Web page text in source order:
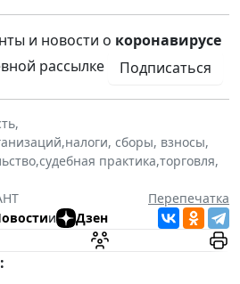
и новости о коронавирусе
рассылке Подписаться
,
,налоги, сборы, взносы,
,судебная практика,торговля,
Перепечатка
и Дзен